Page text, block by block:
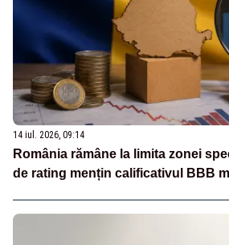
14 iul. 2026, 09:14
România rămâne la limita zonei
de rating mențin calificativul BBB